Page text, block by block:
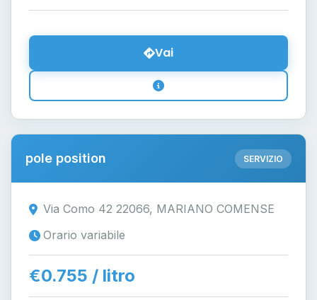
Vai
pole position SERVIZIO
Via Como 42 22066, MARIANO COMENSE
Orario variabile
€0.755 / litro